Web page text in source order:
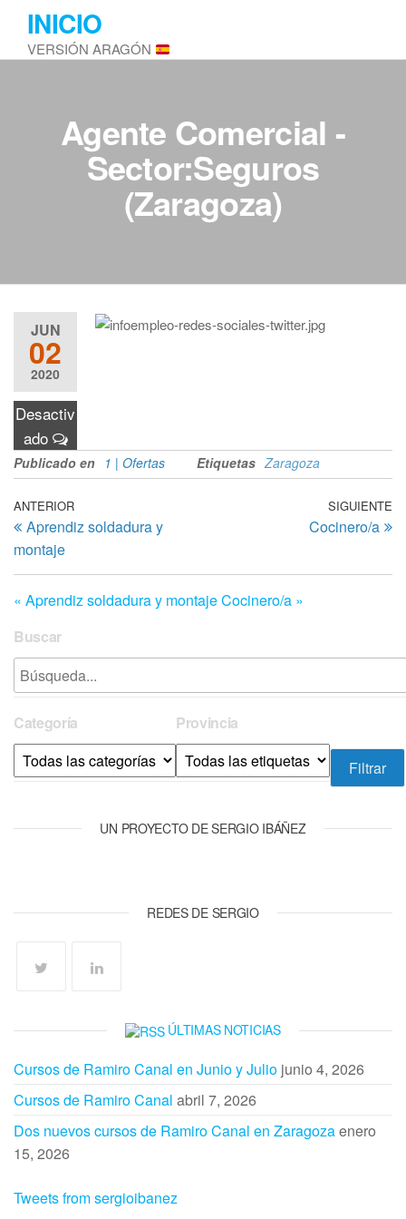
Saltar
contenido
INICIO
VERSIÓN ARAGÓN
Agente Comercial -
Sector:Seguros
(Zaragoza)
JUN
02
2020
Desactiv
ado
Publicado en 1 | Ofertas Etiquetas Zaragoza
Navegación
de
entradas
Entrada
anterior
ANTERIOR
Aprendiz soldadura y
montaje
SIGUIENTE
Cocinero/a
« Aprendiz soldadura y montajeCocinero/a »
Buscar
Categoría Provincia
UN PROYECTO DE SERGIO IBÁÑEZ
REDES DE SERGIO
ÚLTIMAS NOTICIAS
Cursos de Ramiro Canal en Junio y Julio junio 4, 2026
Cursos de Ramiro Canal abril 7, 2026
Dos nuevos cursos de Ramiro Canal en Zaragozaenero
15, 2026
Tweets from sergioibanez